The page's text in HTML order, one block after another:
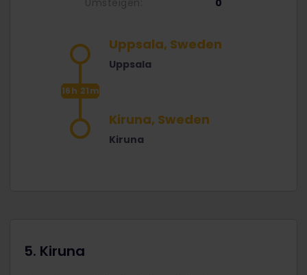
Umsteigen: 0
Uppsala, Sweden
Uppsala
16h 21m
Kiruna, Sweden
Kiruna
5. Kiruna